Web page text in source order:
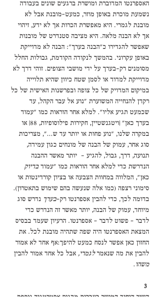
האספרנטו המדוברת ומושרת ברגעים שונים בעבודה
נשמעת מוכרת באופן מוזר, כמעט-מובנת אבל לא
מובנת לגמרי. היא מאפשרת הכרות אך לא ידע, זיהוי
אך לא הבנה מלאה. היא מציבה סטנדרט של מובנות
שאפשר להגדירו כ"הבנה בערך": הבנה לא מדוייקת
באופן עקרוני. בהמשך לנקודה הקודמת, גבולות החלל
מסומנים רק-בערך על ידי מושבי הצופים. זוהי דרך לא
מדוייקת למדוד או לסמן שטח כיוון שהיא תלוייה
במיקום המדויק של כל צופה ובפרשנות האישית של כל
רקדן להנחייה המשוערת "נוע אל עבר הקהל, עד
שכמעט תגיע אליו". למלא אחר הוראות כמו "עמוד
בערך כאן" [ויטגנשטיין, חקירות פילוסופיות, 88] או
במקרה שלנו, "נוע פחות או יותר עד ש...", מצריכות
סוג אחר, עמוק של הבנה של מונחים כגון עמידה,
תנועה, דרך, גבול, להגיע -  יותר מאשר ההבנה
הנדרשת כדי למלא אחר הוראות כמו "עמוד בדיוק
כאן", המלווה במחוות הצבעה או בציון קורדינטות או
סימוני רצפה (כמו אלה שנעשה בהם שימוש בתאטרון).
בדומה לכך, כדי להבין אספרנטו רק-בערך נדרש סוג
מיוחד, עמוק של הבנה, יותר מאשר זה הנדרש כדי
לדבר – פשוט לדבר – אספרנטו. הרעיון שעמד בבסיס
המצאת האספרנטו היה שפה שתהיה מובנת לכל. את
החזון כאן אפשר לנסח כמעט להיפך:אף אחד לא אמור
להבין את מה שנאמר לגמרי, אבל כל אחד אמור להבין
משהו.
3